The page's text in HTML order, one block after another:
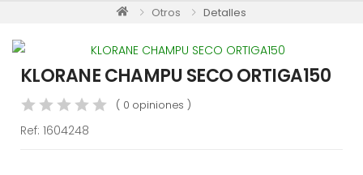
Otros Detalles
KLORANE CHAMPU SECO ORTIGA150
( 0 opiniones )
Ref: 1604248